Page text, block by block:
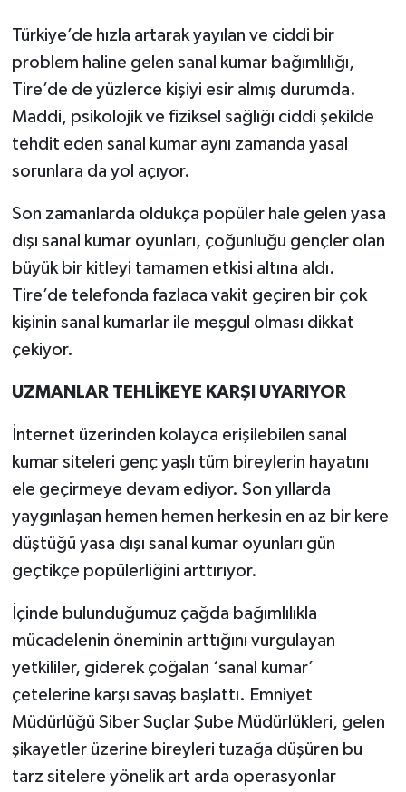
Türkiye’de hızla artarak yayılan ve ciddi bir
problem haline gelen sanal kumar bağımlılığı,
Tire’de de yüzlerce kişiyi esir almış durumda.
Maddi, psikolojik ve fiziksel sağlığı ciddi şekilde
tehdit eden sanal kumar aynı zamanda yasal
sorunlara da yol açıyor.
Son zamanlarda oldukça popüler hale gelen yasa
dışı sanal kumar oyunları, çoğunluğu gençler olan
büyük bir kitleyi tamamen etkisi altına aldı.
Tire’de telefonda fazlaca vakit geçiren bir çok
kişinin sanal kumarlar ile meşgul olması dikkat
çekiyor.
UZMANLAR TEHLİKEYE KARŞI UYARIYOR
İnternet üzerinden kolayca erişilebilen sanal
kumar siteleri genç yaşlı tüm bireylerin hayatını
ele geçirmeye devam ediyor. Son yıllarda
yaygınlaşan hemen hemen herkesin en az bir kere
düştüğü yasa dışı sanal kumar oyunları gün
geçtikçe popülerliğini arttırıyor.
İçinde bulunduğumuz çağda bağımlılıkla
mücadelenin öneminin arttığını vurgulayan
yetkililer, giderek çoğalan ‘sanal kumar’
çetelerine karşı savaş başlattı. Emniyet
Müdürlüğü Siber Suçlar Şube Müdürlükleri, gelen
şikayetler üzerine bireyleri tuzağa düşüren bu
tarz sitelere yönelik art arda operasyonlar